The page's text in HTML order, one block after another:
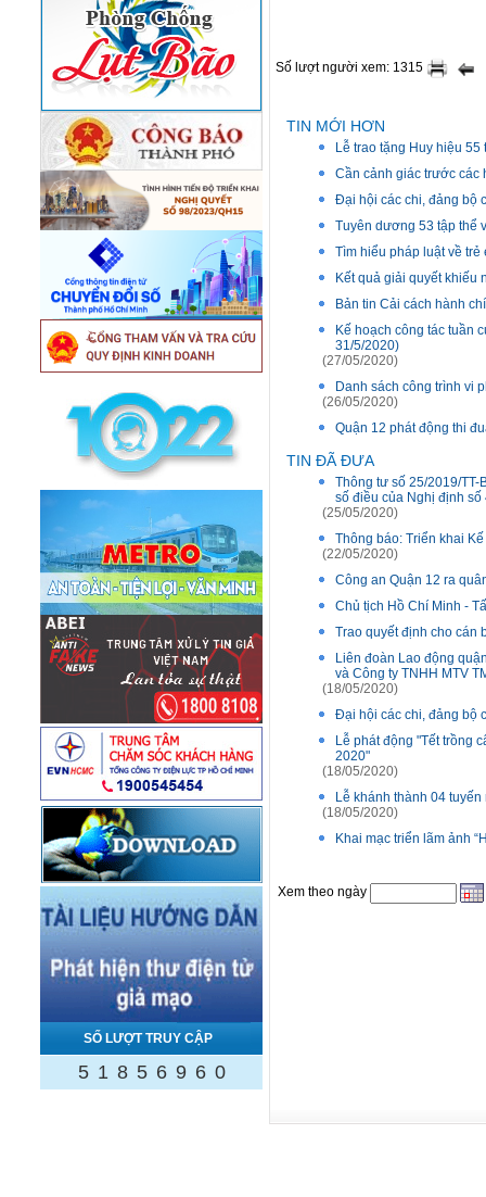
SỐ LƯỢT TRUY CẬP
5 1 8 5 6 9 6 0
Số lượt người xem: 1315
TIN MỚI HƠN
Lễ trao tặng Huy hiệu
Cần cảnh giác trước các
Đại hội các chi, đảng bộ
Tuyên dương 53 tập thể
Tìm hiểu pháp luật về trẻ
Kết quả giải quyết khiếu
Bản tin Cải cách hành
Kế hoạch công tác tuần
31/5/2020)
(27/05/2020)
Danh sách công trình vi
(26/05/2020)
Quận 12 phát động thi
TIN ĐÃ ĐƯA
Thông tư số 25/2019/
số điều của Nghị định
(25/05/2020)
Thông báo: Triển khai
(22/05/2020)
Công an Quận 12 ra
Chủ tịch Hồ Chí Minh -
Trao quyết định cho cán
Liên đoàn Lao động
và Công ty TNHH MTV
(18/05/2020)
Đại hội các chi, đảng bộ
Lễ phát động "Tết trồng
2020"
(18/05/2020)
Lễ khánh thành 04
(18/05/2020)
Khai mạc triển lãm ảnh
Xem theo ngày